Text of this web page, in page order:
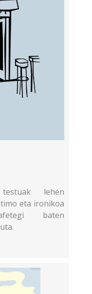
lehen
eta ironikoa
baten